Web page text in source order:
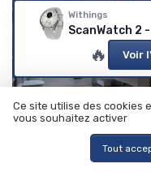
• 23/08/
Optimisez votre
Withings
ScanWatch 2
🔥 Voir
Ce site utilise des cookies
vous souhaitez activer
Tout